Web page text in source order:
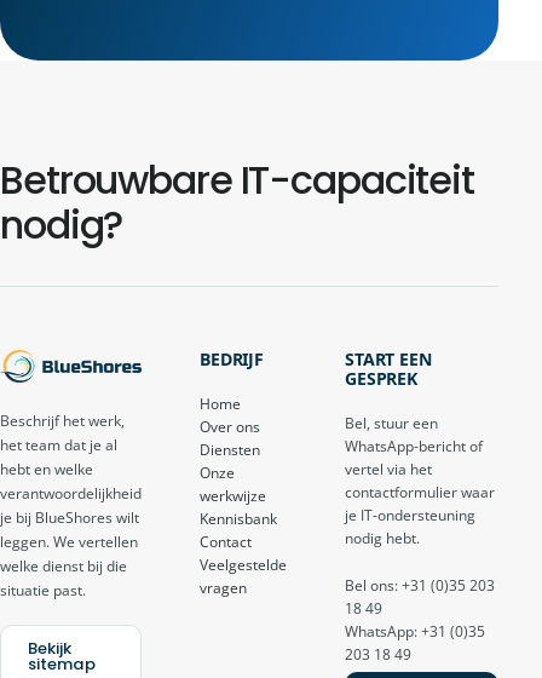
Betrouwbare IT-capaciteit
nodig?
Beschrijf het werk,
het team dat je al
hebt en welke
verantwoordelijkheid
je bij BlueShores wilt
leggen. We vertellen
welke dienst bij die
situatie past.
Bekijk
sitemap
BEDRIJF
Home
Over ons
Diensten
Onze
werkwijze
Kennisbank
Contact
Veelgestelde
vragen
START EEN
GESPREK
Bel, stuur een
WhatsApp-bericht of
vertel via het
contactformulier waar
je IT-ondersteuning
nodig hebt.
Bel ons: +31 (0)35 203
18 49
WhatsApp: +31 (0)35
203 18 49